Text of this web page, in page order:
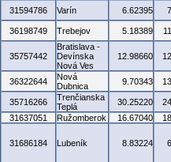
31594786 Varín 6.62395
36198749 Trebejov 5.18389
35757442
Bratislava -
Devínska
Nová Ves
12.98660
36322644
Nová
Dubnica
9.70343
35716266
Trenčianska
Teplá
30.25220
31637051 Ružomberok 16.67040
31686184 Lubeník 8.83224